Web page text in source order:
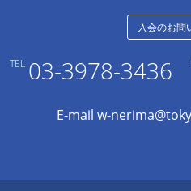
入会のお問
TEL 03-3978-3436
E-mail w-